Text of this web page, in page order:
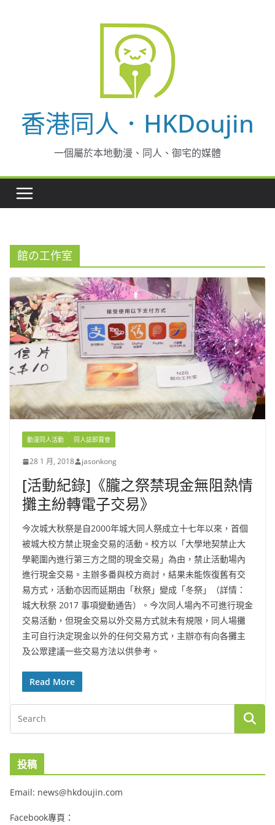
香港同人．HKDoujin
一個屬於本地動漫、同人、御宅的媒體
館の工作室
動漫同人活動 同人誌即賣會
28 1 月, 2018 jasonkong
[活動紀錄]《朧之祭禁現金無阻熱情
攤主紛轉電子交易》
今次城大秋祭是自2000年城大同人祭成立十七年以來，首個
被城大校方禁止現金交易的活動。校方以「大學地契禁止大
學範圍內進行第三方之間的現金交易」為由，禁止活動場內
進行現金交易。主辦多番與校方商討，結果未能恢復舊有交
易方式，活動亦因而延期由「秋祭」變成「冬祭」（詳情：
城大秋祭 2017 事項變動通告）。今次同人場內不可進行現金
交易活動，但現金交易以外交易方式就未有規限，同人場攤
主可自行決定現金以外的任何交易方式，主辦亦有向各攤主
及公眾建議一些交易方法以供參考。
Read More
投稿
Email: news@hkdoujin.com
Facebook專頁：